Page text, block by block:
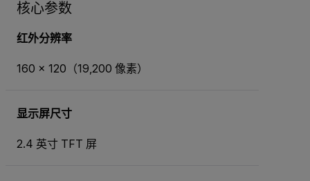
核心参数
红外分辨率
160 × 120（19,200 像素）
显示屏尺寸
2.4 英寸 TFT 屏